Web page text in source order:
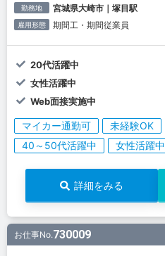
勤務地 宮城県大崎市｜塚目駅
雇用形態 期間工・期間従業員
20代活躍中
女性活躍中
Web面接実施中
マイカー通勤可 未経験OK
40～50代活躍中
女性活躍中
詳細をみる
お仕事No.730009